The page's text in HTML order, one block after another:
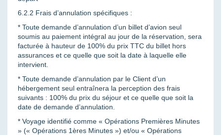
6.2.2 Frais d’annulation spécifiques :
* Toute demande d’annulation d’un billet d’avion seul
soumis au paiement intégral au jour de la réservation, sera
facturée à hauteur de 100% du prix TTC du billet hors
assurances et ce quelle que soit la date à laquelle elle
intervient.
* Toute demande d’annulation par le Client d’un
hébergement seul entraînera la perception des frais
suivants : 100% du prix du séjour et ce quelle que soit la
date de demande d’annulation.
* Voyage identifié comme « Opérations Premières Minutes
» (« Opérations 1ères Minutes ») et/ou « Opérations